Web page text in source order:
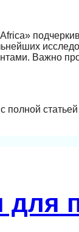
Важно
полной